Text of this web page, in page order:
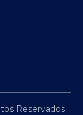
Reservados